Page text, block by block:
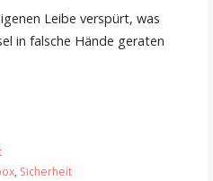
Leibe verspürt, was
in falsche Hände geraten
, Sicherheit